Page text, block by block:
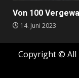
Von 100
14. Juni 2023
Copyright © All